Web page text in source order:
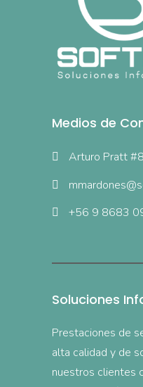
Medios de
Arturo Pratt
+56 9 8683
Soluciones
Prestaciones de
alta calidad y de
nuestros clientes